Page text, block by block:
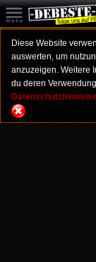
Diese Website
auswerten, um
anzuzeigen. Weitere
du deren